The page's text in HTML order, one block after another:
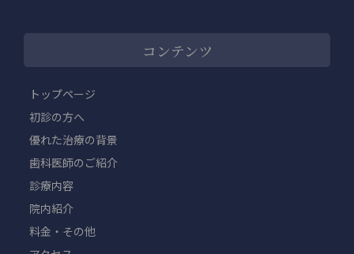
コンテンツ
トップページ
初診の方へ
優れた治療の背景
歯科医師のご紹介
診療内容
院内紹介
料金・その他